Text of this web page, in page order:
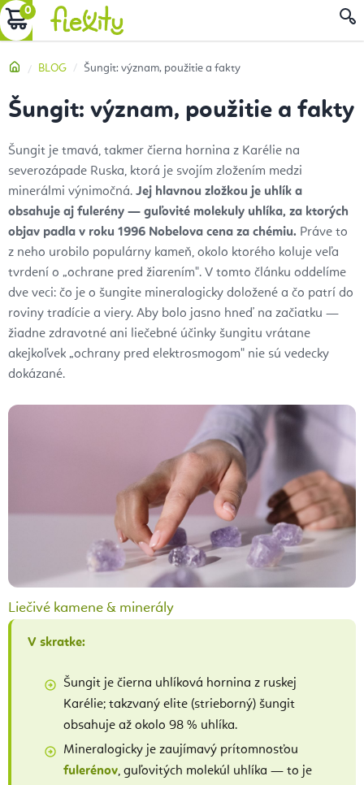
Prejsť
na
NÁKUPNÝ
Domov
BLOG Šungit: význam, použitie a fakty
Šungit: význam, použitie a fakty
Šungit je tmavá, takmer čierna hornina z Karélie na
severozápade Ruska, ktorá je svojím zložením medzi
minerálmi výnimočná. Jej hlavnou zložkou je uhlík a
obsahuje aj fulerény — guľovité molekuly uhlíka, za ktorých
objav padla v roku 1996 Nobelova cena za chémiu. Práve to
z neho urobilo populárny kameň, okolo ktorého koluje veľa
tvrdení o „ochrane pred žiarením". V tomto článku oddelíme
dve veci: čo je o šungite mineralogicky doložené a čo patrí do
roviny tradície a viery. Aby bolo jasno hneď na začiatku —
žiadne zdravotné ani liečebné účinky šungitu vrátane
akejkoľvek „ochrany pred elektrosmogom" nie sú vedecky
dokázané.
Liečivé kamene & minerály
V skratke:
Šungit je čierna uhlíková hornina z ruskej
Karélie; takzvaný elite (strieborný) šungit
obsahuje až okolo 98 % uhlíka.
Mineralogicky je zaujímavý prítomnosťou
fulerénov, guľovitých molekúl uhlíka — to je